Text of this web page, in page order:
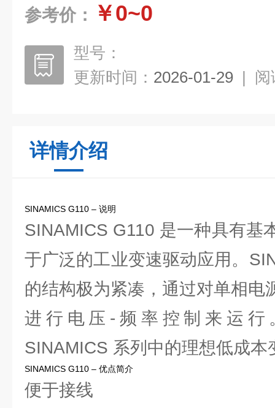
参考价： ￥0~0
型号：
更新时间： 2026-01-29 | 阅
详情介绍
SINAMICS G110 – 说明
SINAMICS G110 是一种具有基
于广泛的工业变速驱动应用。
的结构极为紧凑，通过对单相电
进行电压-频率控制来运行
SINAMICS 系列中的理想低成本
SINAMICS G110 – 优点简介
便于接线